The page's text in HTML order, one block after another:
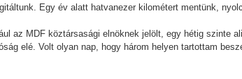
Egy év alatt hatvanezer kilométert mentünk,
az MDF köztársasági elnöknek jelölt, egy hétig szinte
elé. Volt olyan nap, hogy három helyen tartottam